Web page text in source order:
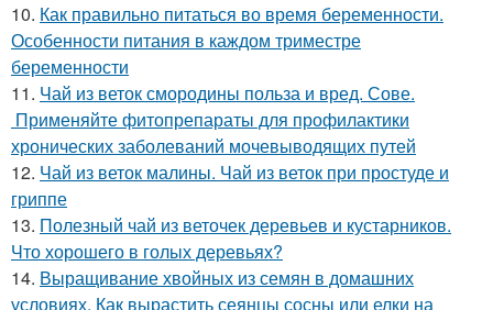
10. Как правильно питаться во время беременности.
Особенности питания в каждом триместре
беременности
11. Чай из веток смородины польза и вред. Сове.
Применяйте фитопрепараты для профилактики
хронических заболеваний мочевыводящих путей
12. Чай из веток малины. Чай из веток при простуде и
гриппе
13. Полезный чай из веточек деревьев и кустарников.
Что хорошего в голых деревьях?
14. Выращивание хвойных из семян в домашних
условиях. Как вырастить сеянцы сосны или елки на